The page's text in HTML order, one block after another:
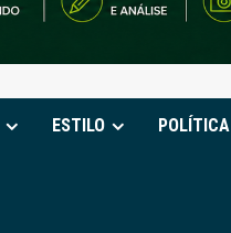
ESTILO POLÍTICA